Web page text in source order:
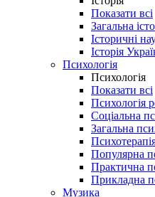
Показати всі
Загальна
Історичні
Історія
Психологія
Психологія
Показати всі
Психологія
Соціальна
Загальна
Популярна
Практична
Прикладна
Музика